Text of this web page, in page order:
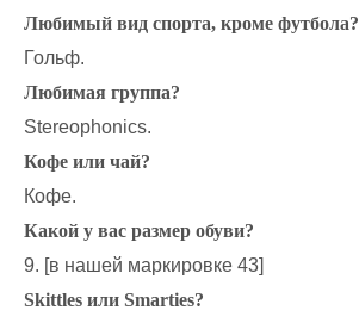
Любимый вид спорта, кроме футбола?
Гольф.
Любимая группа?
Stereophonics.
Кофе или чай?
Кофе.
Какой у вас размер обуви?
9. [в нашей маркировке 43]
Skittles или Smarties?